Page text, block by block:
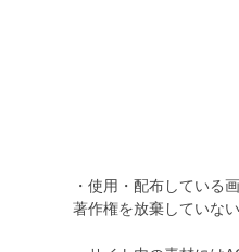
・使用・配布している
著作権を放棄していな